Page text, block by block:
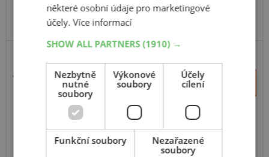
8 034 Kč
5 827 Kč
+
–
SKLADEM Expedujeme do 2 dnů
Na prodejně v Opavě do 2 dnů.
Centrální sklad 4 ks.
některé osobní údaje pro marketingové
účely.Více informací
SHOW ALL PARTNERS(1910) →
Nezbytně
nutné
soubory
Výkonové
soubory
Účely
cílení
Funkční soubory
Nezařazené
soubory